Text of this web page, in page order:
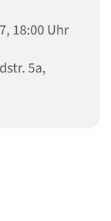
18:00 Uhr
5a,